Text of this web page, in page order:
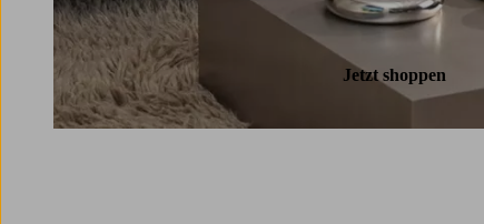
Jetzt shoppen